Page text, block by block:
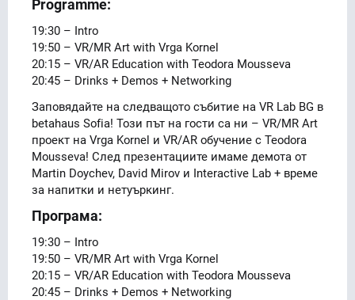
Programme:
19:30 – Intro
19:50 – VR/MR Art with Vrga Kornel
20:15 – VR/AR Education with Teodora Mousseva
20:45 – Drinks + Demos + Networking
Заповядайте на следващото събитие на VR Lab BG в
betahaus Sofia! Този път на гости са ни – VR/MR Art
проект на Vrga Kornel и VR/AR обучение с Teodora
Mousseva! След презентациите имаме демота от
Martin Doychev, David Mirov и Interactive Lab + време
за напитки и нетуъркинг.
Програма:
19:30 – Intro
19:50 – VR/MR Art with Vrga Kornel
20:15 – VR/AR Education with Teodora Mousseva
20:45 – Drinks + Demos + Networking